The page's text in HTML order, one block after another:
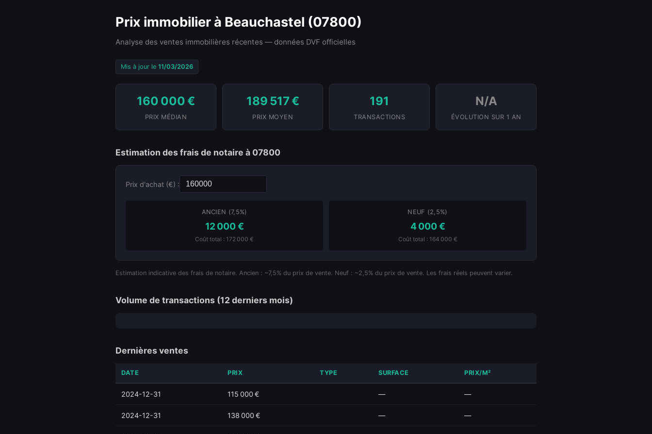
Prix immobilier à Beauchastel (07800)
Analyse des ventes immobilières récentes — données DVF officielles
Mis à jour le 11/03/2026
160 000 €
PRIX MÉDIAN
189 517 €
PRIX MOYEN
191
TRANSACTIONS
N/A
ÉVOLUTION SUR 1 AN
Estimation des frais de notaire à 07800
Prix d'achat (€) :
ANCIEN (7,5%)
12 000 €
Coût total : 172 000 €
NEUF (2,5%)
4 000 €
Coût total : 164 000 €
Estimation indicative des frais de notaire. Ancien : ~7,5% du prix de vente. Neuf : ~2,5% du prix de vente. Les frais réels peuvent varier.
Volume de transactions (12 derniers mois)
Dernières ventes
DATE PRIX TYPE SURFACE PRIX/M²
2024-12-31 115 000 € — —
2024-12-31 138 000 € — —